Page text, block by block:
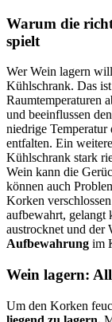
Warum die
spielt
Wer Wein lagern
Kühlschrank. Das
Raumtemperaturen
und beeinflussen
niedrige
entfalten. Ein
Kühlschrank stark
Wein kann die
können auch
Korken
aufbewahrt, gelangt
austrocknet und der
Aufbewahrung im
Wein lagern:
Um den Korken